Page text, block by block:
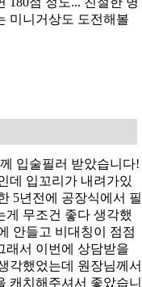
어가고 눈썹과 눈사이
아직 자리를 덜 잡았지
점 정도... 친절한 병
미니거상도 도전해볼